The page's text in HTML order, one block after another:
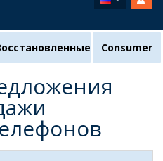
Consumer